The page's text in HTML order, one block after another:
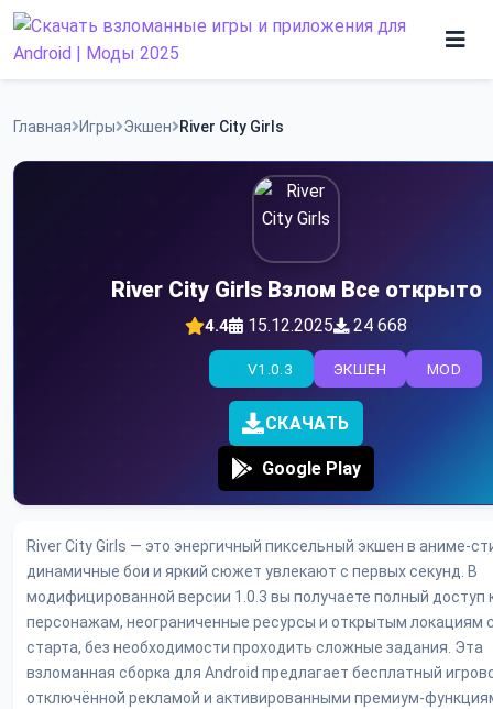
Skip
Программы
Главная Игры Экшен River City Girls
River City Girls Взлом Все открыто
4.4 15.12.2025 24 668
MOD
ЭКШЕН
V1.0.3
СКАЧАТЬ
Google Play
River City Girls — это энергичный пиксельный экшен в аниме-
динамичные бои и яркий сюжет увлекают с первых секунд. В
модифицированной версии 1.0.3 вы получаете полный доступ
персонажам, неограниченные ресурсы и открытым локациям
старта, без необходимости проходить сложные задания. Эта
взломанная сборка для Android предлагает бесплатный
отключённой рекламой и активированными премиум-